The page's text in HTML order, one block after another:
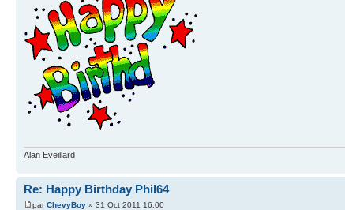
Alan Eveillard
Re: Happy Birthday Phil64
parChevyBoy » 31 Oct 2011 16:00